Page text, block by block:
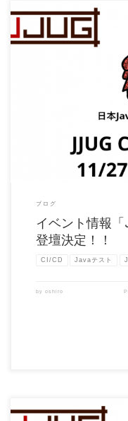
この度、日本Javaユーザーグル
ブログ
イベント情報
登壇決定！！
CI/CD Javaテスト
by oshiro